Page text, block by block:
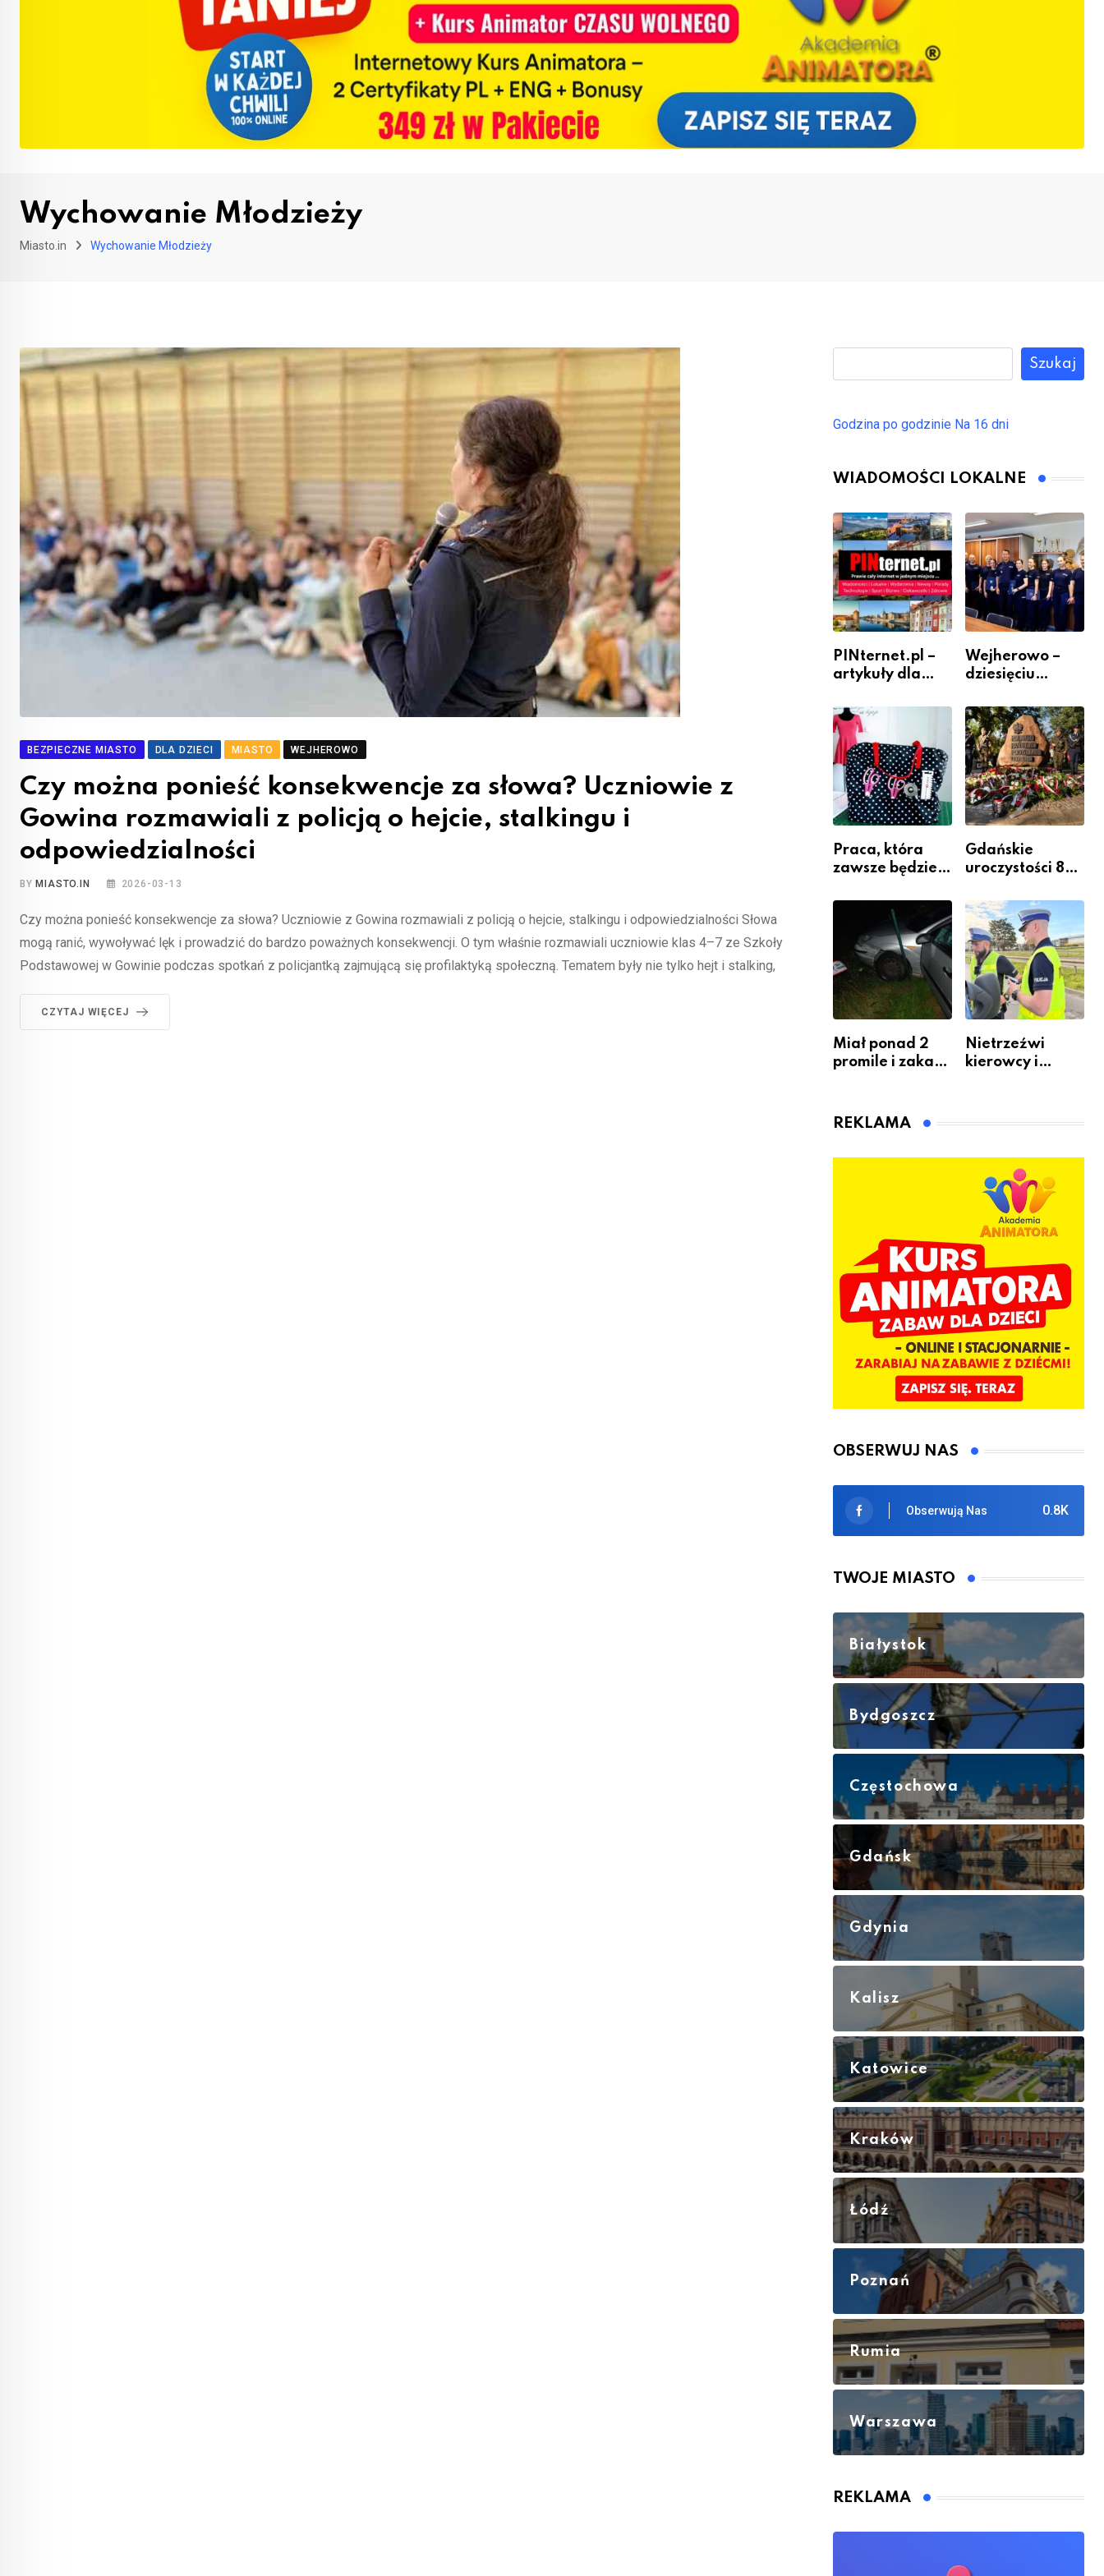
Wychowanie Młodzieży
Miasto.in Wychowanie Młodzieży
BEZPIECZNE MIASTO DLA DZIECI MIASTO WEJHEROWO
Czy można ponieść konsekwencje za słowa? Uczniowie z
Gowina rozmawiali z policją o hejcie, stalkingu i
odpowiedzialności
BY MIASTO.IN 2026-03-13
Czy można ponieść konsekwencje za słowa? Uczniowie z Gowina rozmawiali z policją o hejcie, stalkingu i odpowiedzialności Słowa
mogą ranić, wywoływać lęk i prowadzić do bardzo poważnych konsekwencji. O tym właśnie rozmawiali uczniowie klas 4–7 ze Szkoły
Podstawowej w Gowinie podczas spotkań z policjantką zajmującą się profilaktyką społeczną. Tematem były nie tylko hejt i stalking,
CZYTAJ WIĘCEJ
Szukaj
Godzina po godzinie Na 16 dni
WIADOMOŚCI LOKALNE
PINternet.pl –
artykuły dla
jako inwestycja
w widoczność
Wejherowo –
dziesięciu
policjantów w
szeregach
Komendy
Powiatowej
Praca, która
zawsze będzie
krawiectwo
zawodem
przyszłości i
gdzie się go
nauczyć?
Gdańskie
uroczystości 82.
wybuchu
Powstania
Warszawskiego
Miał ponad 2
promile i zakaz
kierownicę w
Nietrzeźwi
kierowcy i
REKLAMA
OBSERWUJ NAS
0.8K
Obserwują Nas
TWOJE MIASTO
Białystok
Bydgoszcz
Częstochowa
Gdańsk
Gdynia
Kalisz
Katowice
Kraków
Łódź
Poznań
Rumia
Warszawa
REKLAMA